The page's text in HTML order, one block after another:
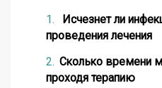
Исчезнет ли
проведения лечения
Сколько времени
проходя терапию